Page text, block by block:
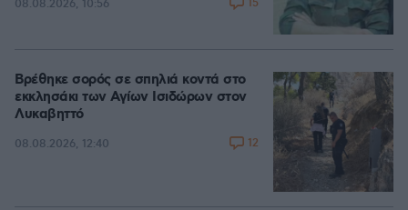
08.08.2026, 10:56 15
Βρέθηκε σορός σε σπηλιά κοντά στο
εκκλησάκι των Αγίων Ισιδώρων στον
Λυκαβηττό
08.08.2026, 12:40 12